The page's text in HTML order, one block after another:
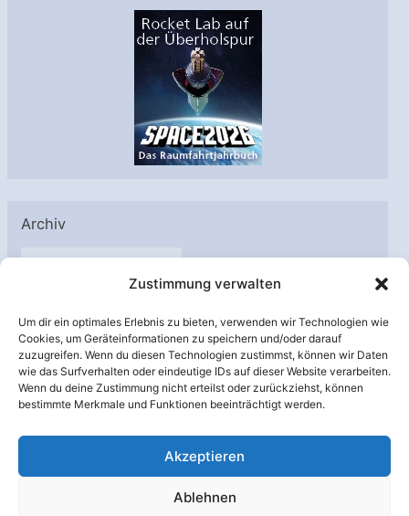
Zustimmung verwalten
Um dir ein optimales Erlebnis zu bieten, verwenden wir Technologien wie
Cookies, um Geräteinformationen zu speichern und/oder darauf
zuzugreifen. Wenn du diesen Technologien zustimmst, können wir Daten
wie das Surfverhalten oder eindeutige IDs auf dieser Website verarbeiten.
Wenn du deine Zustimmung nicht erteilst oder zurückziehst, können
bestimmte Merkmale und Funktionen beeinträchtigt werden.
Akzeptieren
Ablehnen
Archiv
A
h
i
v
Unterstützt von: